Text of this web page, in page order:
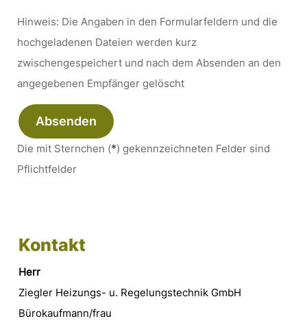
Hinweis: Die Angaben in den Formularfeldern und die
hochgeladenen Dateien werden kurz
zwischengespeichert und nach dem Absenden an den
angegebenen Empfänger gelöscht
Absenden
Die mit Sternchen (*) gekennzeichneten Felder sind
Pflichtfelder
Kontakt
Herr
Ziegler Heizungs- u. Regelungstechnik GmbH
Bürokaufmann/frau